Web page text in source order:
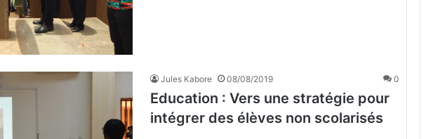
Jules Kabore 08/08/2019 0
Education : Vers une stratégie pour
intégrer des élèves non scolarisés